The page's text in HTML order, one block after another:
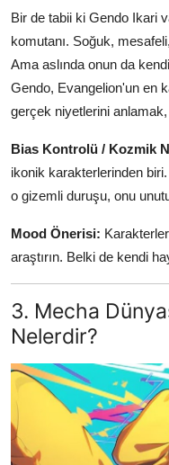
Bir de tabii ki Gendo Ikari
komutanı. Soğuk,
Ama aslında onun da
Gendo, Evangelion'un en
gerçek niyetlerini
Bias Kontrolü / Kozmik
ikonik karakterlerinden biri.
o gizemli duruşu, onu
Mood Önerisi:
araştırın. Belki de kendi
3. Mecha
Nelerdir?